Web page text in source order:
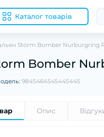
Каталог товарів
Storm Bomber Nurburgring
Bomber
9845464545445445
Опис